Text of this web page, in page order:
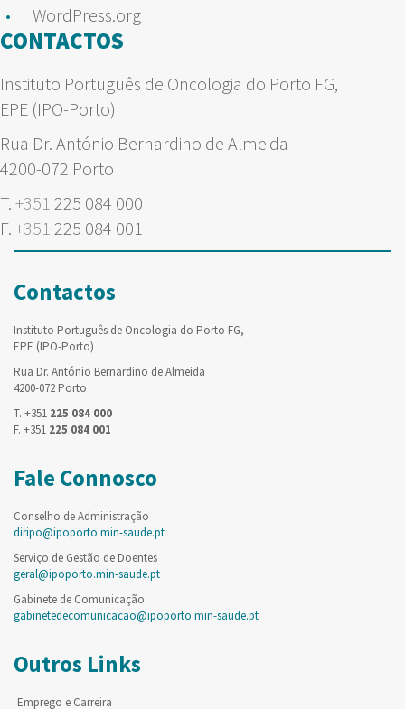
WordPress.org
CONTACTOS
Instituto Português de Oncologia do Porto FG,
EPE (IPO-Porto)
Rua Dr. António Bernardino de Almeida
4200-072 Porto
T. +351 225 084 000
F. +351 225 084 001
Contactos
Instituto Português de Oncologia do Porto FG,
EPE (IPO-Porto)
Rua Dr. António Bernardino de Almeida
4200-072 Porto
T. +351 225 084 000
F. +351 225 084 001
Fale Connosco
Conselho de Administração
diripo@ipoporto.min-saude.pt
Serviço de Gestão de Doentes
geral@ipoporto.min-saude.pt
Gabinete de Comunicação
gabinetedecomunicacao@ipoporto.min-saude.pt
Outros Links
Emprego e Carreira